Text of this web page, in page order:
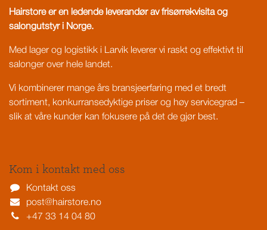
Hairstore er en ledende leverandør av frisørrekvisita og
salongutstyr i Norge.
Med lager og logistikk i Larvik leverer vi raskt og effektivt til
salonger over hele landet.
Vi kombinerer mange års bransjeerfaring med et bredt
sortiment, konkurransedyktige priser og høy servicegrad –
slik at våre kunder kan fokusere på det de gjør best.
Kom i kontakt med oss
Kontakt oss
post@hairstore.no
+47 33 14 04 80